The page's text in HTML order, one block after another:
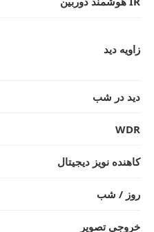
زاویه دید
دید در شب
WDR
کاهنده نویز دیجیتال
روز / شب
خروجی تصویر